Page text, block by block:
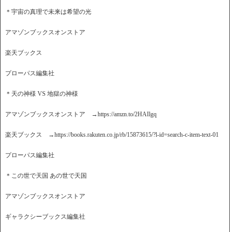
＊宇宙の真理で未来は希望の光
アマゾンブックスオンストア
楽天ブックス
プローパス編集社
＊天の神様 VS 地獄の神様
アマゾンブックスオンストア →https://amzn.to/2HAIlgq
楽天ブックス →https://books.rakuten.co.jp/rb/15873615/?l-id=search-c-item-text-01
プローパス編集社
＊この世で天国 あの世で天国
アマゾンブックスオンストア
ギャラクシーブックス編集社